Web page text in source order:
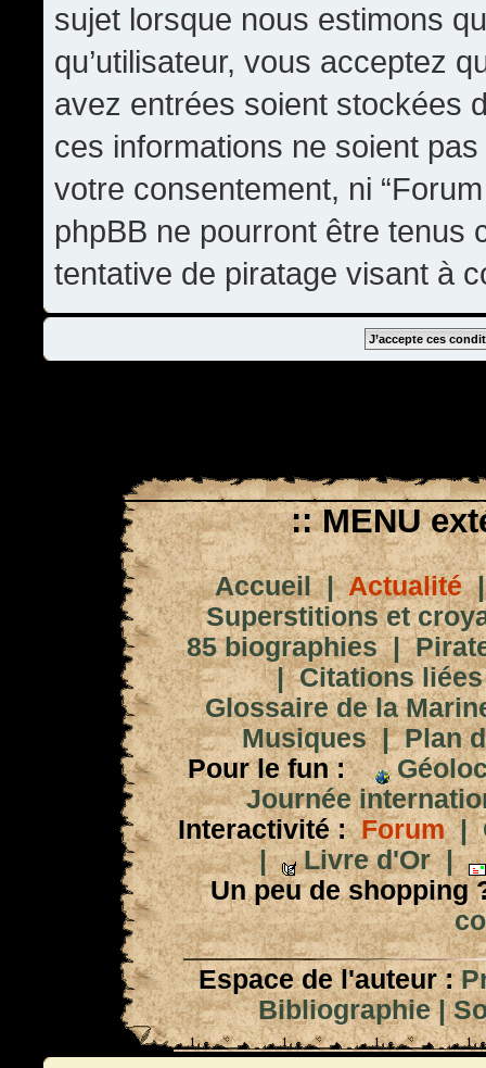
sujet lorsque nous estimons
qu’utilisateur, vous acceptez
avez entrées soient stockées
ces informations ne soient
votre consentement, ni
phpBB ne pourront être tenus
tentative de piratage visant à
:: MENU
Accueil|Actualité
Superstitions et
85 biographies|
|Citations
Glossaire de la
Musiques|Plan
Pour le fun :
Journée
Interactivité : Forum|
|
Livre d'Or|
Un peu de shopping
Espace de l'auteur :
Bibliographie|